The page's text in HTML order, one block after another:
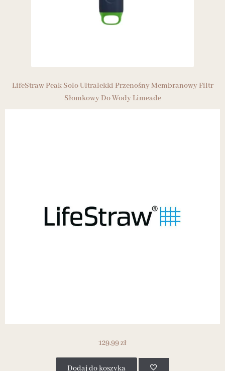
LifeStraw Peak Solo Ultralekki Przenośny Membranowy Filtr
Słomkowy Do Wody Limeade
129.99zł
Dodaj do koszyka